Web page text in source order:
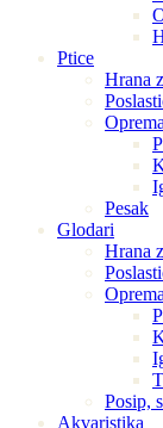
Ptice
Hrana
Pesak
Glodari
Hrana
Posip,
Akvaristika